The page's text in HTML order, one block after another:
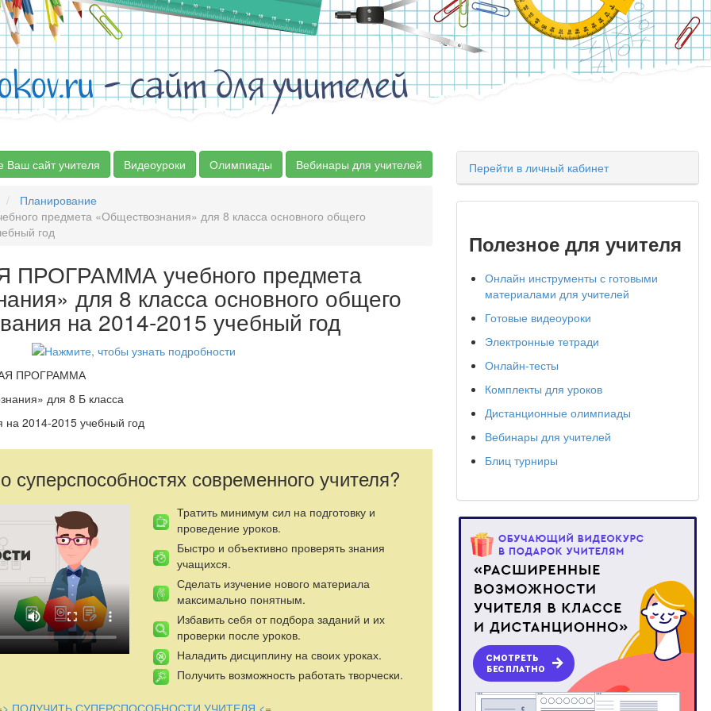
- сайт для учителей
Ваш сайт учителя Видеоуроки Олимпиады Вебинары для учителей
Планирование
предмета «Обществознания» для 8 класса основного общего
год
ПРОГРАММА учебного предмета
для 8 класса основного общего
на 2014-2015 учебный год
для 8 Б класса
на 2014-2015 учебный год
учитель истории, обществознания
основе документов:
основного общего образования по обществознанию;
план для образовательных учреждений Российской Федерации;
Обществознание. Программы общеобразовательных учреждений. 6-11
Н.И.Городецкая, Л.Ф.Иванова, А.И.Матвеев. - М.: Просвещение,2010;
учреждений. Поурочные разработки. 8класс/под ред.
школы представляет собой один из рекомендованных Министерством
вариантов реализации новой структуры дисциплин социально -
интегрирует современные социологические, экономические, политические,
суперспособностях современного учителя?
Тратить минимум сил на подготовку и
проведение уроков.
Быстро и объективно проверять знания
учащихся.
Сделать изучение нового материала
максимально понятным.
Избавить себя от подбора заданий и их
проверки после уроков.
Наладить дисциплину на своих уроках.
Получить возможность работать творчески.
Перейти в личный кабинет
Полезное для учителя
Онлайн инструменты с готовыми
материалами для учителей
Готовые видеоуроки
Электронные тетради
Онлайн-тесты
Комплекты для уроков
Дистанционные олимпиады
Вебинары для учителей
Блиц турниры